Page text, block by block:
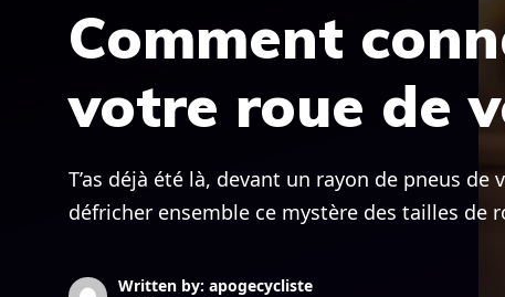
Comment
votre roue de
T’as déjà été là, devant un rayon de pneus
défricher ensemble ce mystère des tailles de
Written by: apogecycliste